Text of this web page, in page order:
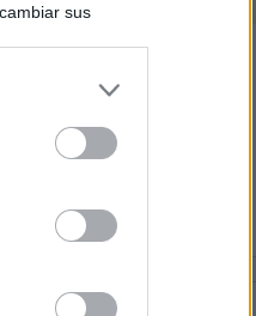
sus
SOBRE KIOSKO.NET